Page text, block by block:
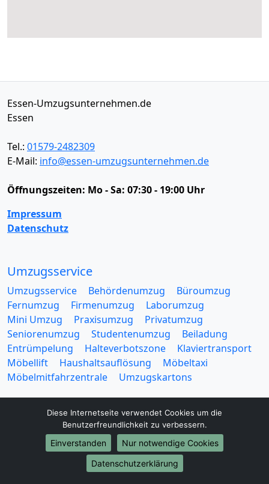
Essen-Umzugsunternehmen.de
Essen
Tel.: 01579-2482309
E-Mail: info@essen-umzugsunternehmen.de
Öffnungszeiten: Mo - Sa: 07:30 - 19:00 Uhr
Impressum
Datenschutz
Umzugsservice
Umzugsservice Behördenumzug
Büroumzug
Fernumzug
Firmenumzug
Laborumzug
Mini Umzug
Praxisumzug
Privatumzug
Seniorenumzug
Studentenumzug
Beiladung
Entrümpelung
Halteverbotszone
Klaviertransport
Möbellift
Haushaltsauflösung
Möbeltaxi
Möbelmitfahrzentrale
Umzugskartons
Europa-Umzüge
Umzug von Essen nach Belarus
Diese Internetseite verwendet Cookies um die
Benutzerfreundlichkeit zu verbessern.
Einverstanden
Nur notwendige Cookies
Datenschutzerklärung